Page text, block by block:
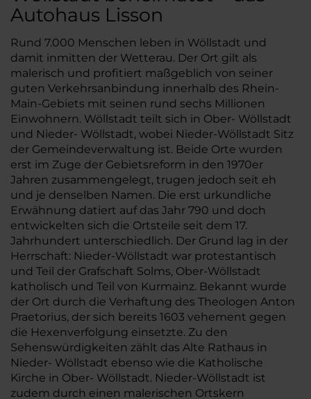
Autohaus Lisson
Rund 7.000 Menschen leben in Wöllstadt und
damit inmitten der Wetterau. Der Ort gilt als
malerisch und profitiert maßgeblich von seiner
guten Verkehrsanbindung innerhalb des Rhein-
Main-Gebiets mit seinen rund sechs Millionen
Einwohnern. Wöllstadt teilt sich in Ober- Wöllstadt
und Nieder- Wöllstadt, wobei Nieder-Wöllstadt Sitz
der Gemeindeverwaltung ist. Beide Orte wurden
erst im Zuge der Gebietsreform in den 1970er
Jahren zusammengelegt, trugen jedoch seit eh
und je denselben Namen. Die erst urkundliche
Erwähnung datiert auf das Jahr 790 und doch
entwickelten sich die Ortsteile seit dem 17.
Jahrhundert unterschiedlich. Der Grund lag in der
Herrschaft: Nieder-Wöllstadt war protestantisch
und Teil der Grafschaft Solms, Ober-Wöllstadt
katholisch und Teil von Kurmainz. Bekannt wurde
der Ort durch die Verhaftung des Theologen Anton
Praetorius, der sich bereits 1603 vehement gegen
die Hexenverfolgung einsetzte. Zu den
Sehenswürdigkeiten zählt das Alte Rathaus in
Nieder- Wöllstadt ebenso wie die Katholische
Kirche in Ober- Wöllstadt. Nieder-Wöllstadt ist
zudem durch einen malerischen Ortskern